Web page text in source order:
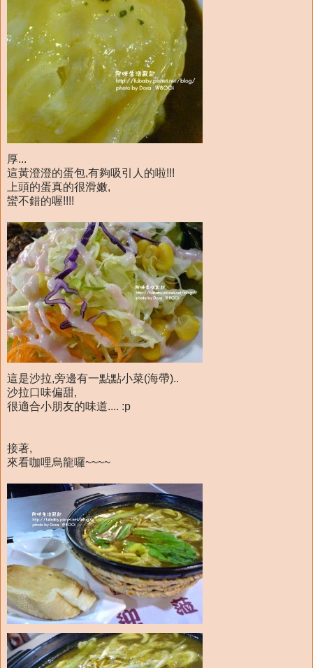
厚...
這黃澄澄的蛋包,有夠吸引人的啦!!!
上頭的蛋真的很滑嫩,
蠻不錯的喔!!!!
這是沙拉,旁邊有一點點小菜(海帶)..
沙拉口味偏甜,
很適合小朋友的味道.... :p
接著,
來看咖哩烏龍囉~~~~